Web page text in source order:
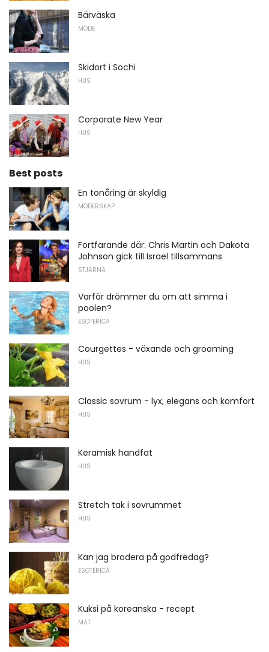
Bärväska
MODE
Skidort i Sochi
HUS
Corporate New Year
HUS
Best posts
En tonåring är skyldig
MODERSKAP
Fortfarande där: Chris Martin och Dakota
Johnson gick till Israel tillsammans
STJÄRNA
Varför drömmer du om att simma i
poolen?
ESOTERICA
Courgettes - växande och grooming
HUS
Classic sovrum - lyx, elegans och komfort
HUS
Keramisk handfat
HUS
Stretch tak i sovrummet
HUS
Kan jag brodera på godfredag?
ESOTERICA
Kuksi på koreanska - recept
MAT